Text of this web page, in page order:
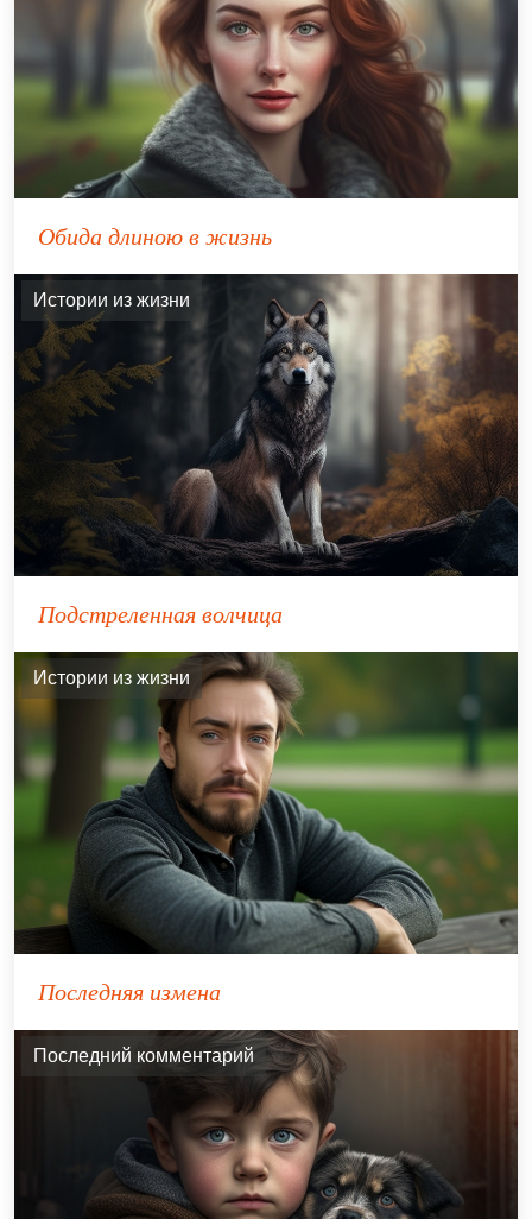
Обида длиною в жизнь
Истории из жизни
Подстреленная волчица
Истории из жизни
Последняя измена
Последний комментарий